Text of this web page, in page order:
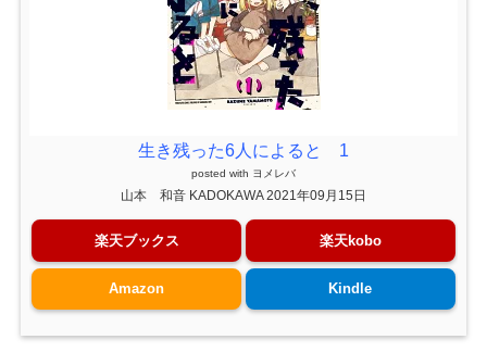
生き残った6人によると 1
posted with ヨメレバ
山本 和音 KADOKAWA 2021年09月15日
楽天ブックス 楽天kobo
Amazon Kindle